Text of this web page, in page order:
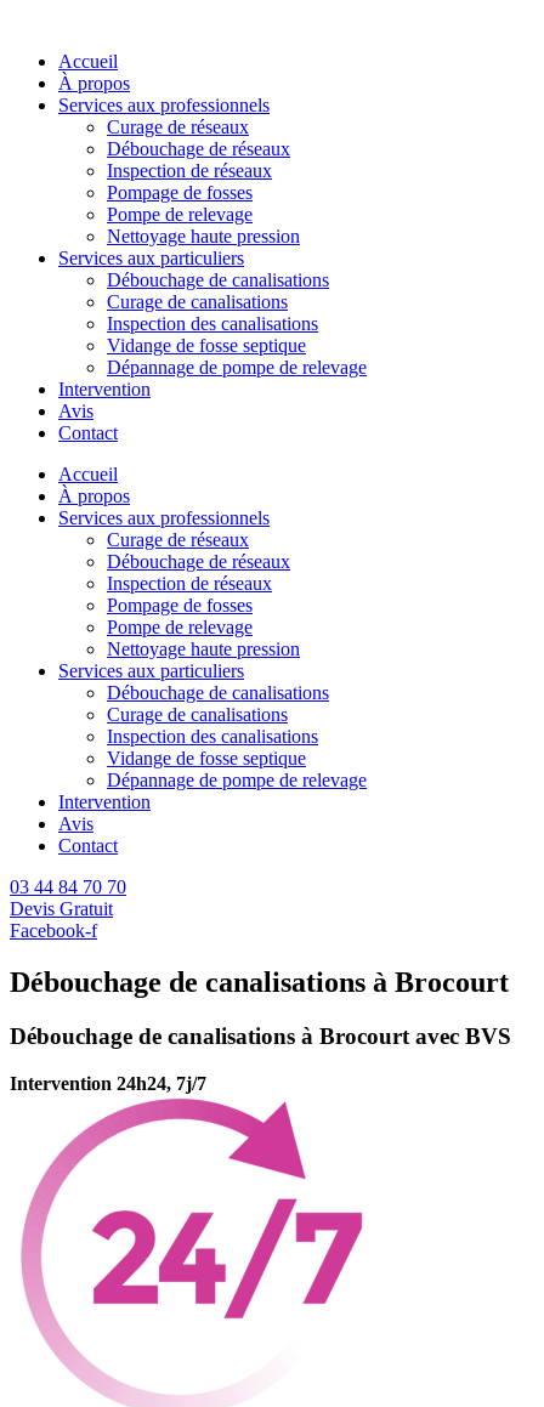
Accueil
À propos
Services aux professionnels
Curage de réseaux
Débouchage de réseaux
Inspection de réseaux
Pompage de fosses
Pompe de relevage
Nettoyage haute pression
Services aux particuliers
Débouchage de canalisations
Curage de canalisations
Inspection des canalisations
Vidange de fosse septique
Dépannage de pompe de relevage
Intervention
Avis
Contact
Accueil
À propos
Services aux professionnels
Curage de réseaux
Débouchage de réseaux
Inspection de réseaux
Pompage de fosses
Pompe de relevage
Nettoyage haute pression
Services aux particuliers
Débouchage de canalisations
Curage de canalisations
Inspection des canalisations
Vidange de fosse septique
Dépannage de pompe de relevage
Intervention
Avis
Contact
03 44 84 70 70
Devis Gratuit
Facebook-f
Débouchage de canalisations à Brocourt
Débouchage de canalisations à Brocourt avec BVS
Intervention 24h24, 7j/7